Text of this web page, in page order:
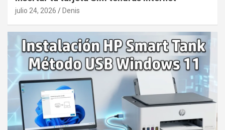
julio 24, 2026 Denis